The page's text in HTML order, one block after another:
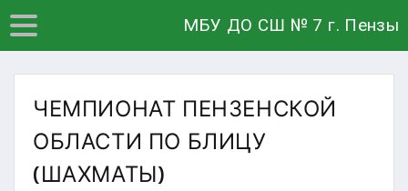
МБУ ДО СШ № 7 г. Пензы
ЧЕМПИОНАТ ПЕНЗЕНСКОЙ
ОБЛАСТИ ПО БЛИЦУ
(ШАХМАТЫ)